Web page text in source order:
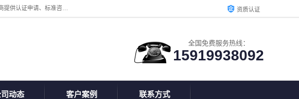
深圳万检通科技有限公司专业从事iso9001体系认证、质检报告办理流程、CE认证机构等多项综合检测与认证服务。为广大厂商提供认证申请、标准咨询、测试、技术支持、对策、获得认证等“一站式”服务。 资质认证
全国免费服务热线：
15919938092
动态 客户案例 联系方式